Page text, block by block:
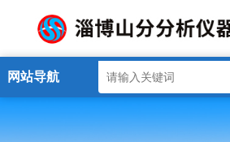
网站导航